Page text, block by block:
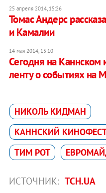
25 апреля 2014, 15:26
Томас Андерс
и Камалии
14 мая 2014, 15:10
Сегодня на Каннском
ленту о событиях на
НИКОЛЬ КИДМАН
КАННСКИЙ
ТИМ РОТ
ИСТОЧНИК: ТСН.UA